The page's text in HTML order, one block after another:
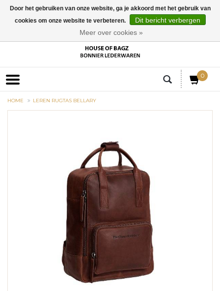
0
HOME LEREN RUGTAS BELLARY
Door het gebruiken van onze website, ga je akkoord met het gebruik van
cookies om onze website te verbeteren.
Dit bericht verbergen
Meer over cookies »